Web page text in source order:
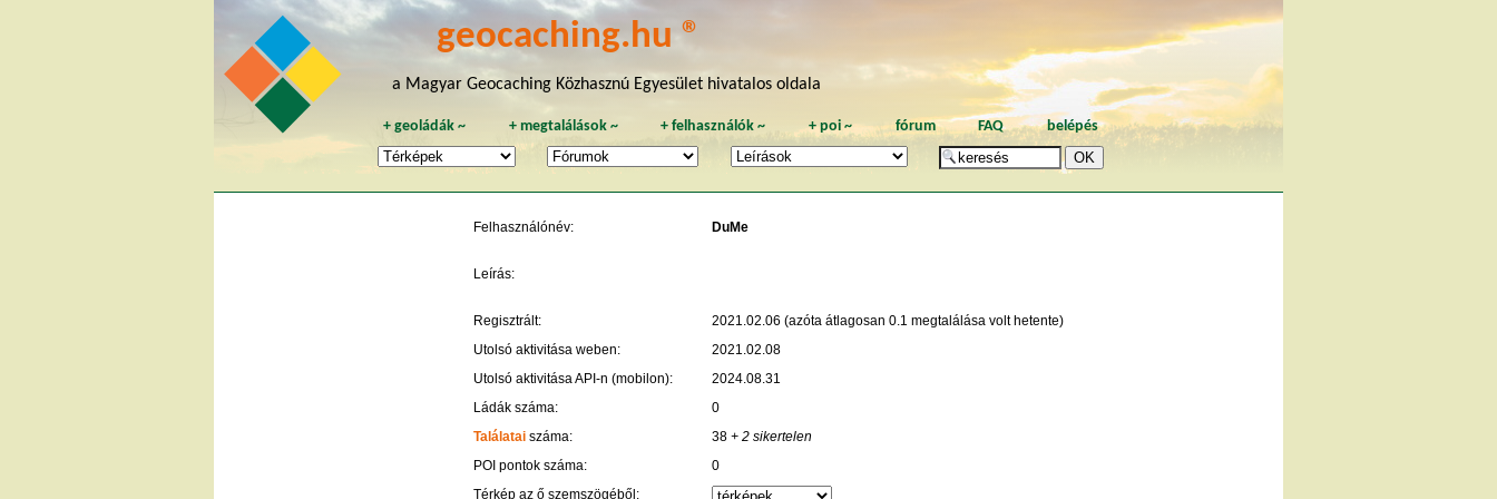
geocaching.hu ®
a Magyar Geocaching Közhasznú Egyesület hivatalos oldala
+geoládák ~ + megtalálások~ +felhasználók ~ + poi~ fórum FAQ belépés
Felhasználónév: DuMe
Leírás:
Regisztrált:
2021.02.06 (azóta átlagosan 0.1 megtalálása volt hetente)
Utolsó aktivitása weben:
2021.02.08
Utolsó aktivitása API-n (mobilon):
2024.08.31
Ládák száma:
0
Találatai száma: 38+ 2 sikertelen
POI pontok száma:
0
Térkép az ő szemszögéből: